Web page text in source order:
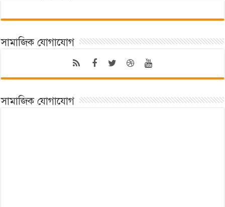
সামাজিক যোগাযোগ
সামাজিক যোগাযোগ